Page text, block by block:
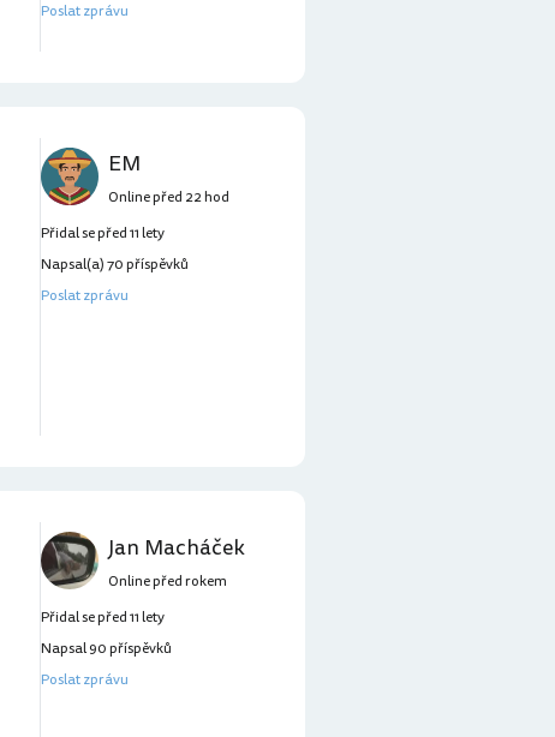
Poslat zprávu
EM
Online před 22 hod
Přidal se před 11 lety
Napsal(a) 70 příspěvků
Poslat zprávu
Jan Macháček
Online před rokem
Přidal se před 11 lety
Napsal 90 příspěvků
Poslat zprávu